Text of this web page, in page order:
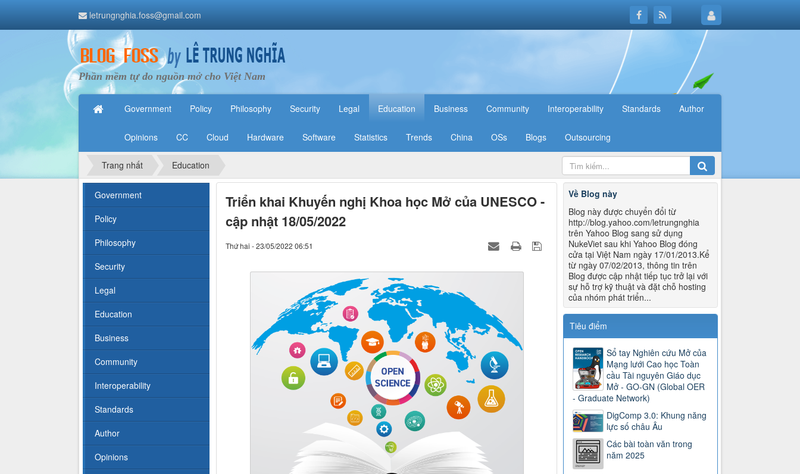
letrungnghia.foss@gmail.com
Phần mềm tự do nguồn mở cho Việt Nam
Government Policy Philosophy Security Legal Education Business Community Interoperability Standards Author
Opinions CC Cloud Hardware Software Statistics Trends China OSs Blogs Outsourcing
Trang nhất Education
Triển khai Khuyến nghị Khoa học Mở của UNESCO -
cập nhật 18/05/2022
Thứ hai - 23/05/2022 06:51
Về Blog này
Blog này được chuyển đổi từ
http://blog.yahoo.com/letrungnghia
trên Yahoo Blog sang sử dụng
NukeViet sau khi Yahoo Blog đóng
cửa tại Việt Nam ngày 17/01/2013.Kể
từ ngày 07/02/2013, thông tin trên
Blog được cập nhật tiếp tục trở lại với
sự hỗ trợ kỹ thuật và đặt chỗ hosting
của nhóm phát triển...
Tiêu điểm
Sổ tay Nghiên cứu Mở của
Mạng lưới Cao học Toàn
cầu Tài nguyên Giáo dục
Mở - GO-GN (Global OER
- Graduate Network)
DigComp 3.0: Khung năng
lực số châu Âu
Các bài toàn văn trong
năm 2025
Government
Policy
Philosophy
Security
Legal
Education
Business
Community
Interoperability
Standards
Author
Opinions